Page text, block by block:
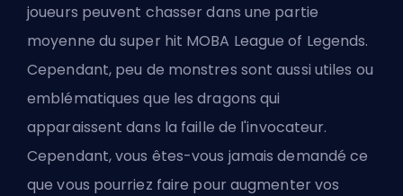
joueurs peuvent chasser dans une partie
moyenne du super hit MOBA League of Legends.
Cependant, peu de monstres sont aussi utiles ou
emblématiques que les dragons qui
apparaissent dans la faille de l'invocateur.
Cependant, vous êtes-vous jamais demandé ce
que vous pourriez faire pour augmenter vos